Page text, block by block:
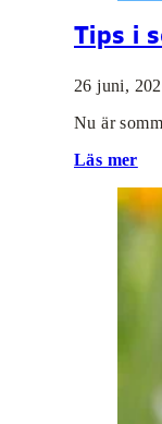
Tips i
26 juni,
Nu är
Läs mer